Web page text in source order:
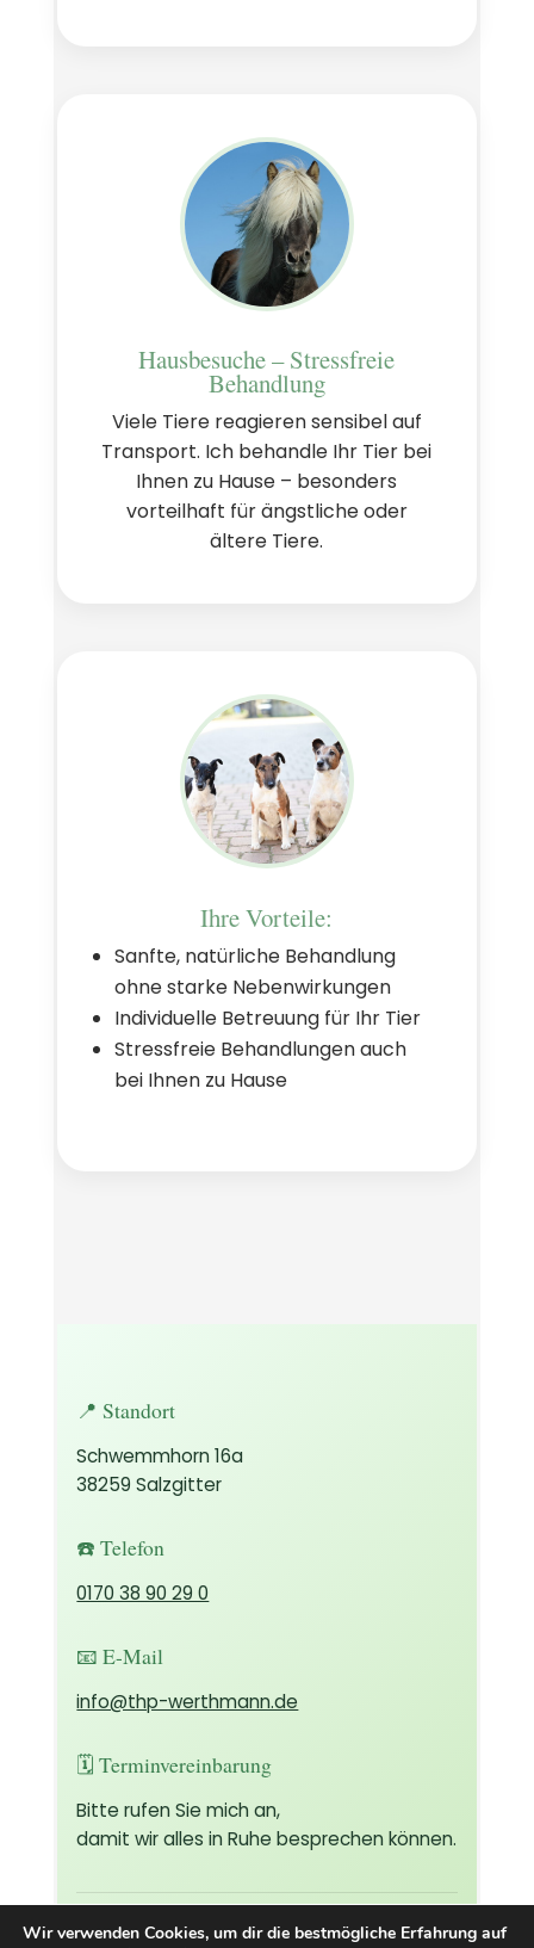
Hausbesuche – Stressfreie
Behandlung
Viele Tiere reagieren sensibel auf
Transport. Ich behandle Ihr Tier bei
Ihnen zu Hause – besonders
vorteilhaft für ängstliche oder
ältere Tiere.
Ihre Vorteile:
Sanfte, natürliche Behandlung
ohne starke Nebenwirkungen
Individuelle Betreuung für Ihr Tier
Stressfreie Behandlungen auch
bei Ihnen zu Hause
📍 Standort
Schwemmhorn 16a
38259 Salzgitter
☎️ Telefon
0170 38 90 29 0
📧 E-Mail
info@thp-werthmann.de
🗓 Terminvereinbarung
Bitte rufen Sie mich an,
damit wir alles in Ruhe besprechen können.
Ich freue mich darauf, Sie und Ihr Tier
Wir verwenden Cookies, um dir die bestmögliche Erfahrung auf